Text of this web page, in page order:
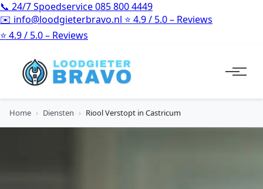
📞 24/7 Spoedservice085 800 4449
✉️ info@loodgieterbravo.nl ⭐ 4.9 / 5.0 – Reviews
⭐ 4.9 / 5.0 – Reviews
Home › Diensten › Riool Verstopt in Castricum